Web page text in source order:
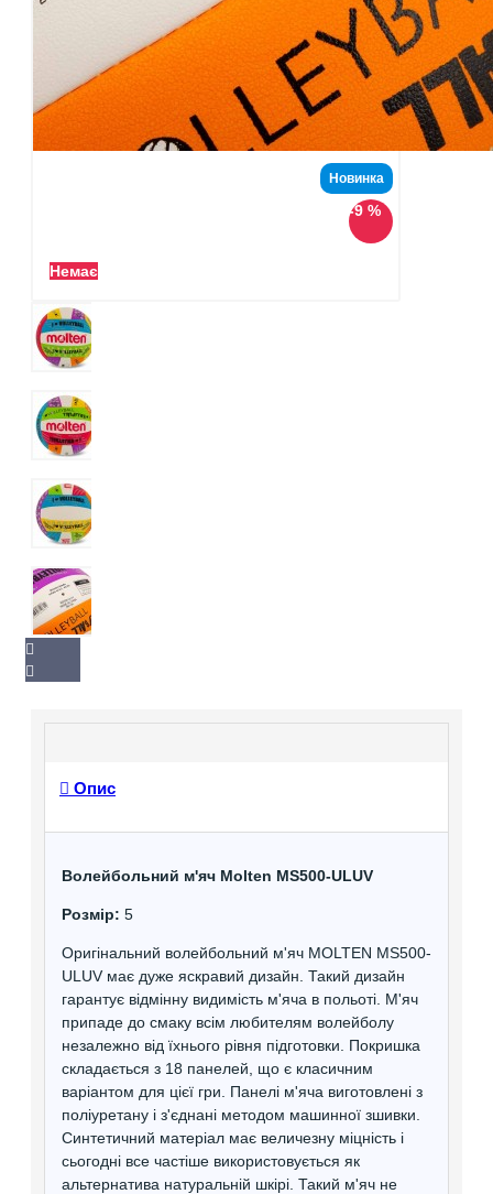
Новинка
-9 %
Немає
Опис
Волейбольний м'яч Molten MS500-ULUV
Розмір: 5
Оригінальний волейбольний м'яч MOLTEN MS500-
ULUV має дуже яскравий дизайн. Такий дизайн
гарантує відмінну видимість м'яча в польоті. М'яч
припаде до смаку всім любителям волейболу
незалежно від їхнього рівня підготовки. Покришка
складається з 18 панелей, що є класичним
варіантом для цієї гри. Панелі м'яча виготовлені з
поліуретану і з'єднані методом машинної зшивки.
Синтетичний матеріал має величезну міцність і
сьогодні все частіше використовується як
альтернатива натуральній шкірі. Такий м'яч не